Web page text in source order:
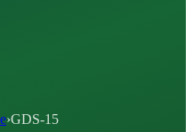
›GDS-15